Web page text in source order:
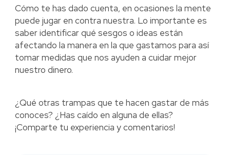
Cómo te has dado cuenta, en ocasiones la mente
puede jugar en contra nuestra. Lo importante es
saber identificar qué sesgos o ideas están
afectando la manera en la que gastamos para así
tomar medidas que nos ayuden a cuidar mejor
nuestro dinero.
¿Qué otras trampas que te hacen gastar de más
conoces? ¿Has caído en alguna de ellas?
¡Comparte tu experiencia y comentarios!